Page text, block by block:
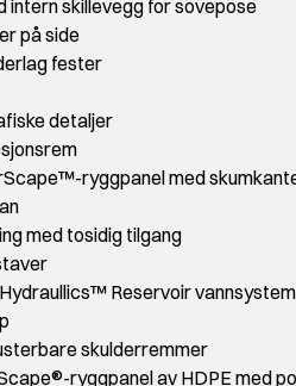
intern skillevegg for sovepose
på side
fester
detaljer
ryggpanel med
med tosidig tilgang
Reservoir vannsystem
skulderremmer
ryggpanel av HDPE med